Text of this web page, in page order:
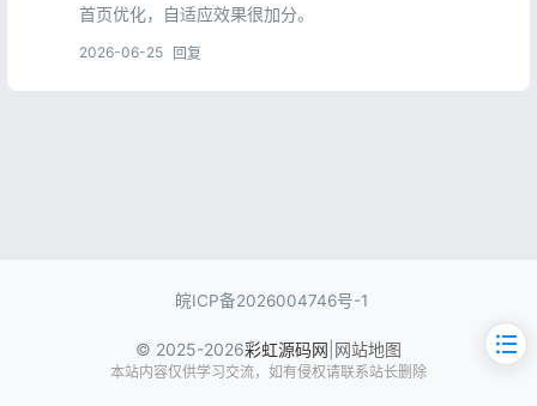
首页优化，自适应效果很加分。
2026-06-25 回复
皖ICP备2026004746号-1
© 2025-2026彩虹源码网 网站地图
本站内容仅供学习交流，如有侵权请联系站长删除